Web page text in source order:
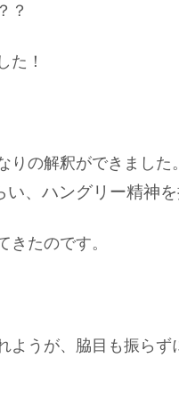
？
た！
の解釈ができました。
、ハングリー精神
きたのです。
ようが、脇目も振ら